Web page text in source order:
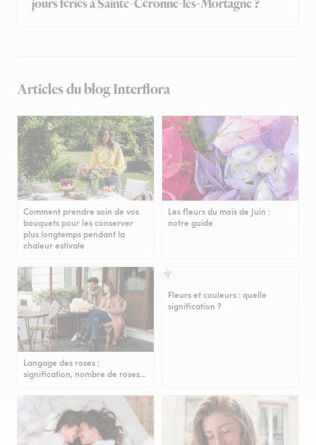
jours fériés à Sainte-Céronne-lès-Mortagne ?
Articles du blog Interflora
Comment prendre soin de vos
bouquets pour les conserver
plus longtemps pendant la
chaleur estivale
Les fleurs du mois de Juin :
notre guide
Langage des roses :
signification, nombre de roses…
Fleurs et couleurs : quelle
signification ?